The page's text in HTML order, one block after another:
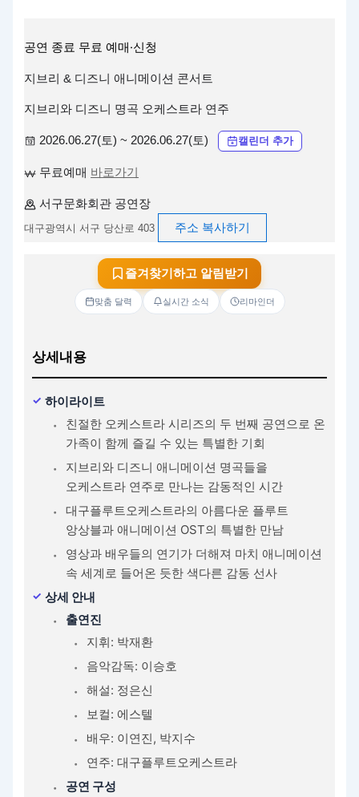
공연 종료 무료 예매·신청
지브리 & 디즈니 애니메이션 콘서트
지브리와 디즈니 명곡 오케스트라 연주
2026.06.27(토) ~ 2026.06.27(토) 캘린더 추가
무료예매 바로가기
서구문화회관 공연장
대구광역시 서구 당산로 403 주소 복사하기
즐겨찾기하고 알림받기
맞춤 달력 실시간 소식 리마인더
상세내용
하이라이트
친절한 오케스트라 시리즈의 두 번째 공연으로 온
가족이 함께 즐길 수 있는 특별한 기회
지브리와 디즈니 애니메이션 명곡들을
오케스트라 연주로 만나는 감동적인 시간
대구플루트오케스트라의 아름다운 플루트
앙상블과 애니메이션 OST의 특별한 만남
영상과 배우들의 연기가 더해져 마치 애니메이션
속 세계로 들어온 듯한 색다른 감동 선사
상세 안내
출연진
지휘: 박재환
음악감독: 이승호
해설: 정은신
보컬: 에스텔
배우: 이연진, 박지수
연주: 대구플루트오케스트라
공연 구성